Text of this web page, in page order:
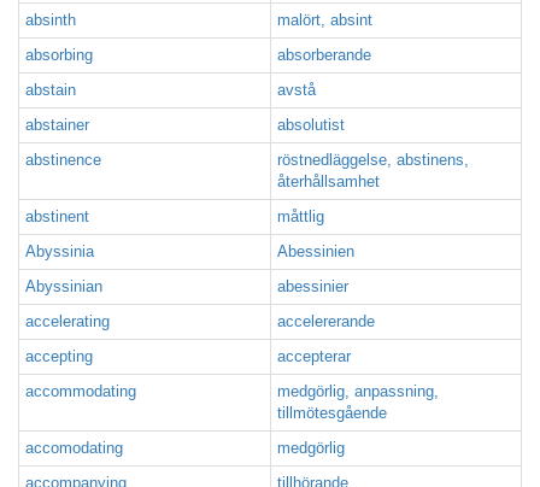
absinth
malört, absint
absorbing
absorberande
abstain
avstå
abstainer
absolutist
abstinence
röstnedläggelse, abstinens,
återhållsamhet
abstinent
måttlig
Abyssinia
Abessinien
Abyssinian
abessinier
accelerating
accelererande
accepting
accepterar
accommodating
medgörlig, anpassning,
tillmötesgående
accomodating
medgörlig
accompanying
tillhörande